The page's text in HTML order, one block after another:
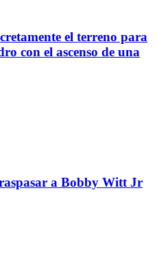
el terreno para
con el ascenso de una
a Bobby Witt Jr